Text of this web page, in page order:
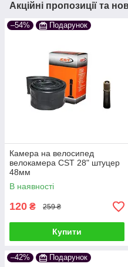
Акційні пропозиції та
–54% Подарунок
Камера на велосипед
велокамера CST 28" штуцер
48мм
В наявності
120 ₴ 259 ₴
Купити
–42% Подарунок